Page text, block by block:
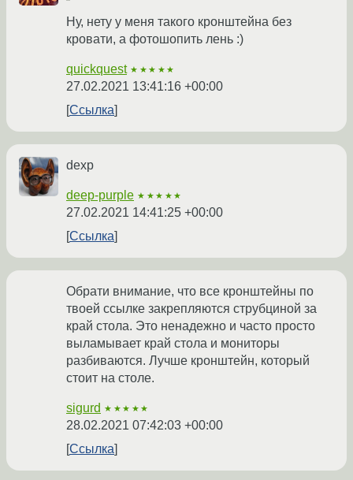
Ну, нету у меня такого кронштейна без
кровати, а фотошопить лень :)
quickquest ★★★★★
27.02.2021 13:41:16 +00:00
Ссылка
dexp
deep-purple ★★★★★
27.02.2021 14:41:25 +00:00
Ссылка
Обрати внимание, что все кронштейны по
твоей ссылке закрепляются струбциной за
край стола. Это ненадежно и часто просто
выламывает край стола и мониторы
разбиваются. Лучше кронштейн, который
стоит на столе.
sigurd ★★★★★
28.02.2021 07:42:03 +00:00
Ссылка